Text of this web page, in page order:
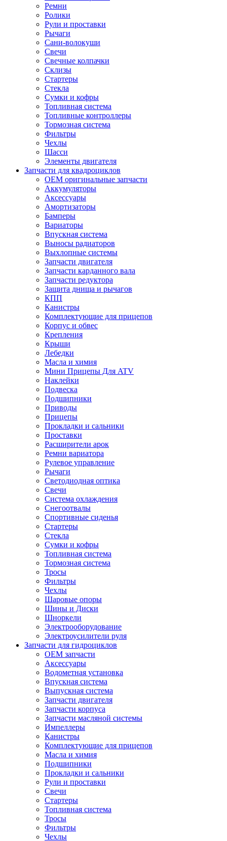
Ремни
Ролики
Рули и проставки
Рычаги
Сани-волокуши
Свечи
Свечные колпачки
Склизы
Стартеры
Стекла
Сумки и кофры
Топливная система
Топливные контроллеры
Тормозная система
Фильтры
Чехлы
Шасси
Элементы двигателя
Запчасти для квадроциклов
OEM оригинальные запчасти
Аккумуляторы
Аксессуары
Амортизаторы
Бамперы
Вариаторы
Впускная система
Выносы радиаторов
Выхлопные системы
Запчасти двигателя
Запчасти карданного вала
Запчасти редуктора
Защита днища и рычагов
КПП
Канистры
Комплектующие для прицепов
Корпус и обвес
Крепления
Крыши
Лебедки
Масла и химия
Мини Прицепы Для ATV
Наклейки
Подвеска
Подшипники
Приводы
Прицепы
Прокладки и сальники
Проставки
Расширители арок
Ремни вариатора
Рулевое управление
Рычаги
Светодиодная оптика
Свечи
Система охлаждения
Снегоотвалы
Спортивные сиденья
Стартеры
Стекла
Сумки и кофры
Топливная система
Тормозная система
Тросы
Фильтры
Чехлы
Шаровые опоры
Шины и Диски
Шноркели
Электрооборудование
Электроусилители руля
Запчасти для гидроциклов
OEM запчасти
Аксессуары
Водометная установка
Впускная система
Выпускная система
Запчасти двигателя
Запчасти корпуса
Запчасти масляной системы
Импеллеры
Канистры
Комплектующие для прицепов
Масла и химия
Подшипники
Прокладки и сальники
Рули и проставки
Свечи
Стартеры
Топливная система
Тросы
Фильтры
Чехлы